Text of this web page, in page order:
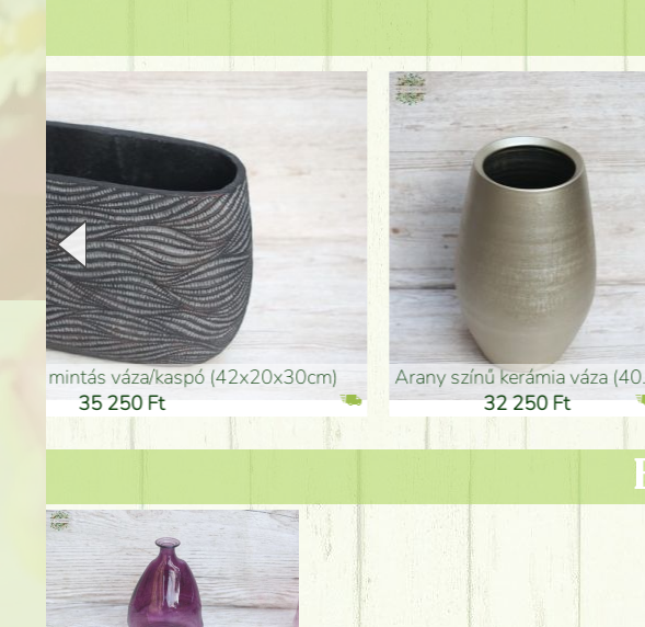
arany színű kerámia váza (40x26cm)
32 250 Ft
hosszú arany színű padlóváza (50x29cm)
46 250 Ft